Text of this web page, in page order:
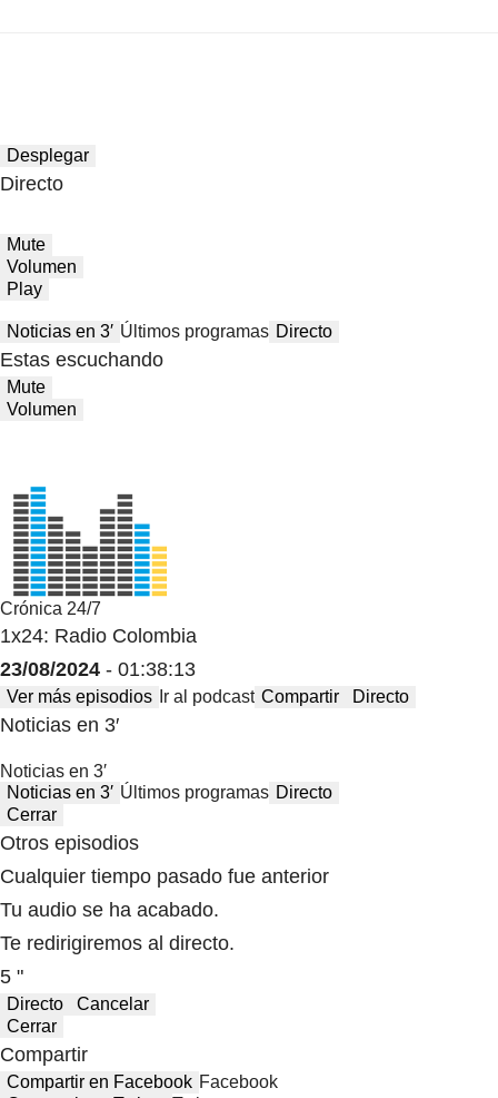
Desplegar
Directo
Mute
Volumen
Play
Noticias en 3′ Últimos programas Directo
Estas escuchando
Mute
Volumen
Crónica 24/7
1x24: Radio Colombia
23/08/2024 - 01:38:13
Ver más episodios Ir al podcast Compartir Directo
Noticias en 3′
Noticias en 3′
Noticias en 3′ Últimos programas Directo
Cerrar
Otros episodios
Cualquier tiempo pasado fue anterior
Tu audio se ha acabado.
Te redirigiremos al directo.
5 "
Directo
Cancelar
Cerrar
Compartir
Compartir en Facebook Facebook